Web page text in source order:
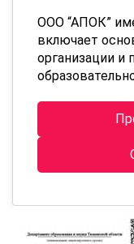
ООО “АПОК”
включает
организации и